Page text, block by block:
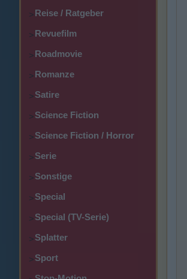
>Reise / Ratgeber
>Revuefilm
>Roadmovie
>Romanze
>Satire
>Science Fiction
>Science Fiction / Horror
>Serie
>Sonstige
>Special
>Special (TV-Serie)
>Splatter
>Sport